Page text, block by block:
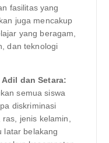
fasilitas yang
juga mencakup
yang beragam,
dan teknologi
dan Setara:
semua siswa
diskriminasi
jenis kelamin,
latar belakang